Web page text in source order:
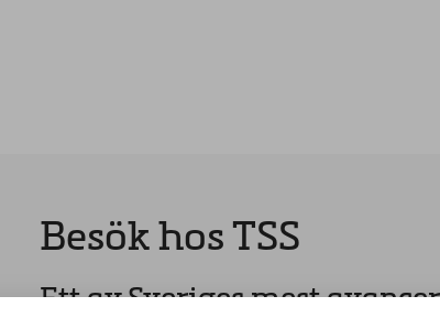
Besök hos TSS
Ett av Sveriges mest